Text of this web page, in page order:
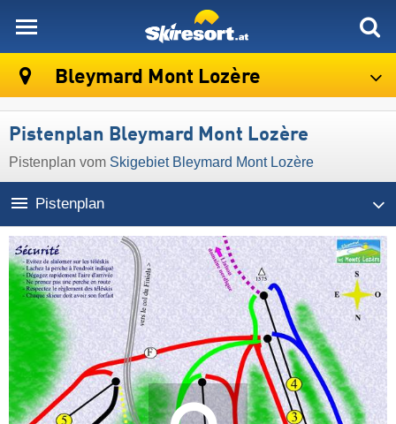
Bleymard Mont Lozère
Pistenplan Bleymard Mont Lozère
Pistenplan vom Skigebiet Bleymard Mont Lozère
Pistenplan